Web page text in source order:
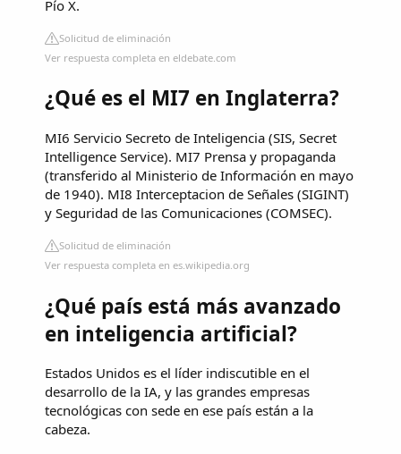
Pío X.
Solicitud de eliminación
Ver respuesta completa en eldebate.com
¿Qué es el MI7 en Inglaterra?
MI6 Servicio Secreto de Inteligencia (SIS, Secret
Intelligence Service). MI7 Prensa y propaganda
(transferido al Ministerio de Información en mayo
de 1940). MI8 Interceptacion de Señales (SIGINT)
y Seguridad de las Comunicaciones (COMSEC).
Solicitud de eliminación
Ver respuesta completa en es.wikipedia.org
¿Qué país está más avanzado
en inteligencia artificial?
Estados Unidos es el líder indiscutible en el
desarrollo de la IA, y las grandes empresas
tecnológicas con sede en ese país están a la
cabeza.